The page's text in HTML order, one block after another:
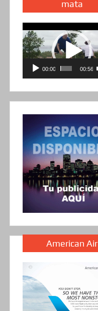
mata
Reproductor
de
vídeo
00:00 00:56
American Air